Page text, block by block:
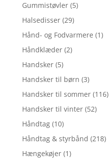
Gummistøvler (5)
Halsedisser (29)
Hånd- og Fodvarmere (1)
Håndklæder (2)
Handsker (5)
Handsker til børn (3)
Handsker til sommer (116)
Handsker til vinter (52)
Håndtag (10)
Håndtag & styrbånd (218)
Hængekøjer (1)